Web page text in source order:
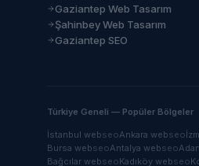
Gaziantep Web Tasarım
Şahinbey Web Tasarım
Gaziantep SEO
Türkiye Geneli — Popüler Bölgeler
İstanbul webseoAnkara webseo
Bursa webseoAntalya webseo
Bağcılar webseoKadıköy webseo